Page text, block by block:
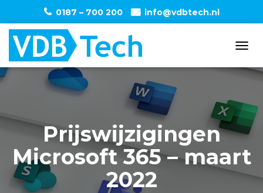
0187 – 700 200 info@vdbtech.nl
O
E
N
A
I
G
A
Prijswijzigingen
Microsoft 365 – maart
2022